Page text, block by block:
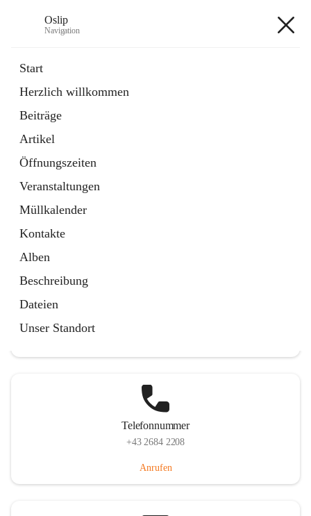
Oslip
Navigation
Start
Herzlich willkommen
Beiträge
Artikel
Öffnungszeiten
Veranstaltungen
Müllkalender
Kontakte
Alben
Beschreibung
Dateien
Unser Standort
Externe Webseite
in
Tab
Bundeskanzleramt Österreich
Externe Webseite
öffnet
in
neuem
Tab
Telefonnummer
+43 2684 2208
Anrufen